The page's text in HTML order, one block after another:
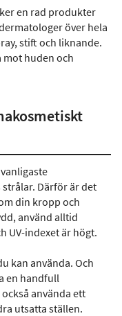
en rad produkter
över hela
stift och liknande.
mot huden och
Därför är det
din kropp och
använd alltid
UV-indexet är högt.
kan använda. Och
en handfull
använda ett
utsatta ställen.